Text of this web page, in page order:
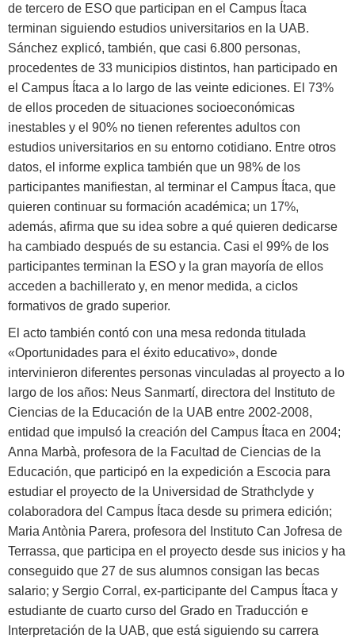
de tercero de ESO que participan en el Campus Ítaca
terminan siguiendo estudios universitarios en la UAB.
Sánchez explicó, también, que casi 6.800 personas,
procedentes de 33 municipios distintos, han participado en
el Campus Ítaca a lo largo de las veinte ediciones. El 73%
de ellos proceden de situaciones socioeconómicas
inestables y el 90% no tienen referentes adultos con
estudios universitarios en su entorno cotidiano. Entre otros
datos, el informe explica también que un 98% de los
participantes manifiestan, al terminar el Campus Ítaca, que
quieren continuar su formación académica; un 17%,
además, afirma que su idea sobre a qué quieren dedicarse
ha cambiado después de su estancia. Casi el 99% de los
participantes terminan la ESO y la gran mayoría de ellos
acceden a bachillerato y, en menor medida, a ciclos
formativos de grado superior.
El acto también contó con una mesa redonda titulada
«Oportunidades para el éxito educativo», donde
intervinieron diferentes personas vinculadas al proyecto a lo
largo de los años: Neus Sanmartí, directora del Instituto de
Ciencias de la Educación de la UAB entre 2002-2008,
entidad que impulsó la creación del Campus Ítaca en 2004;
Anna Marbà, profesora de la Facultad de Ciencias de la
Educación, que participó en la expedición a Escocia para
estudiar el proyecto de la Universidad de Strathclyde y
colaboradora del Campus Ítaca desde su primera edición;
Maria Antònia Parera, profesora del Instituto Can Jofresa de
Terrassa, que participa en el proyecto desde sus inicios y ha
conseguido que 27 de sus alumnos consigan las becas
salario; y Sergio Corral, ex-participante del Campus Ítaca y
estudiante de cuarto curso del Grado en Traducción e
Interpretación de la UAB, que está siguiendo su carrera